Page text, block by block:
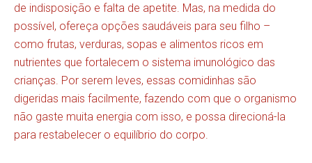
de indisposição e falta de apetite. Mas, na medida do
possível, ofereça opções saudáveis para seu filho –
como frutas, verduras, sopas e alimentos ricos em
nutrientes que fortalecem o sistema imunológico das
crianças. Por serem leves, essas comidinhas são
digeridas mais facilmente, fazendo com que o organismo
não gaste muita energia com isso, e possa direcioná-la
para restabelecer o equilíbrio do corpo.